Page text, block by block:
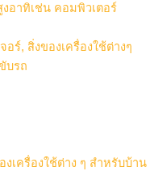
อาทิเช่น คอมพิวเตอร์
อร์, สิ่งของเครื่องใช้ต่างๆ
บรถ
เครื่องใช้ต่าง ๆ สำหรับบ้าน